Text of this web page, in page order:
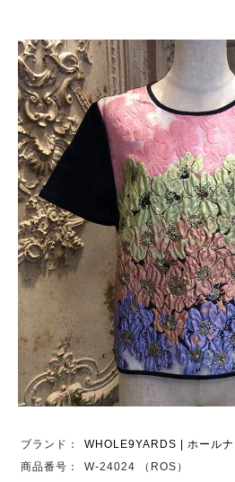
ブランド：
WHOLE9YARDS | ホール
商品番号：
W-24024 （ROS）